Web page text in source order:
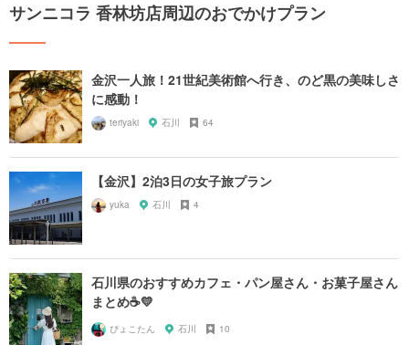
サンニコラ 香林坊店周辺のおでかけプラン
金沢一人旅！21世紀美術館へ行き、のど黒の美味しさ
に感動！
teriyaki 石川 64
【金沢】2泊3日の女子旅プラン
yuka 石川 4
石川県のおすすめカフェ・パン屋さん・お菓子屋さん
まとめ☕️💛
ぴょこたん 石川 10